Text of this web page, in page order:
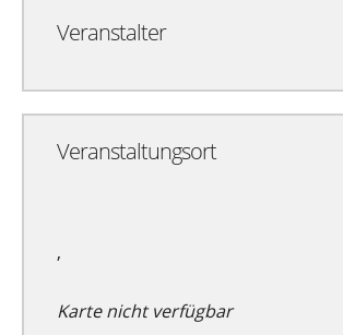
Veranstalter
Veranstaltungsort
,
Karte nicht verfügbar